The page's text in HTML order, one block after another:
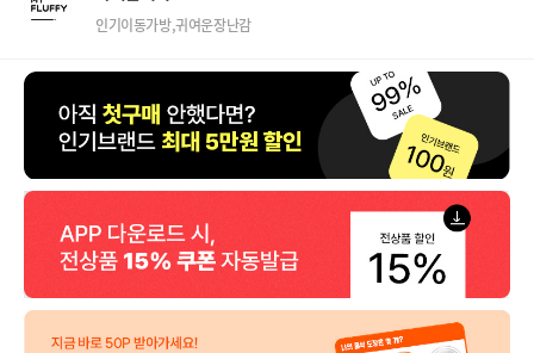
인기이동가방,귀여운장난감